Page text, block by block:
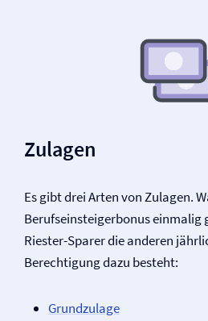
Zulagen
Es gibt drei Arten von Zulagen.
Berufseinsteigerbonus einmalig
Riester-Sparer die anderen
Berechtigung dazu besteht:
Grundzulage